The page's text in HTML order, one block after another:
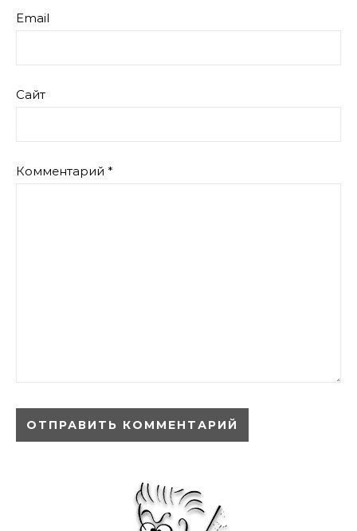
Email
Сайт
Комментарий *